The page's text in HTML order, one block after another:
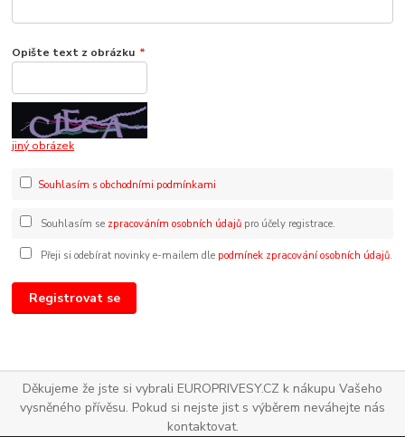
Opište text z obrázku *
jiný obrázek
Souhlasím s obchodními podmínkami
Souhlasím se zpracováním osobních údajůpro účely registrace.
Přeji si odebírat novinky e-mailem dle podmínek zpracování osobních údajů.
Registrovat se
Děkujeme že jste si vybrali EUROPRIVESY.CZ k nákupu Vašeho
vysněného přívěsu. Pokud si nejste jist s výběrem neváhejte nás
kontaktovat.